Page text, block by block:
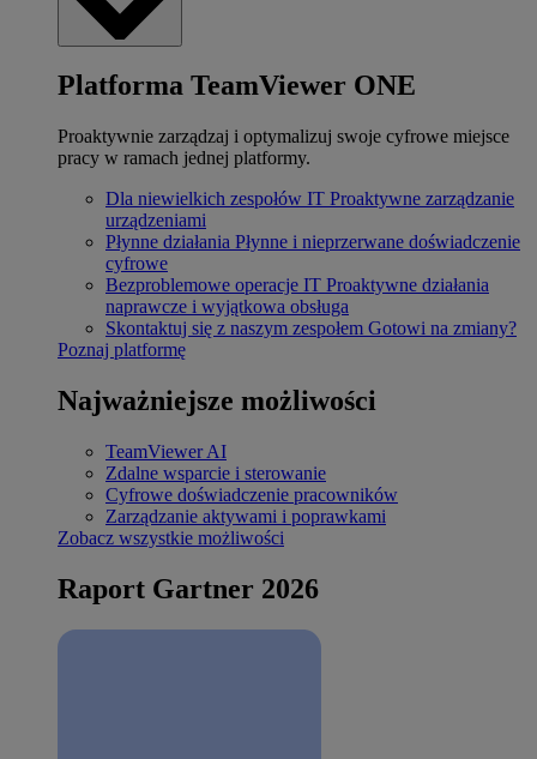
Platforma TeamViewer ONE
Proaktywnie zarządzaj i optymalizuj swoje cyfrowe miejsce
pracy w ramach jednej platformy.
Dla niewielkich zespołów IT Proaktywne zarządzanie
urządzeniami
Płynne działania Płynne i nieprzerwane doświadczenie
cyfrowe
Bezproblemowe operacje IT Proaktywne działania
naprawcze i wyjątkowa obsługa
Skontaktuj się z naszym zespołem Gotowi na zmiany?
Poznaj platformę
Najważniejsze możliwości
TeamViewer AI
Zdalne wsparcie i sterowanie
Cyfrowe doświadczenie pracowników
Zarządzanie aktywami i poprawkami
Zobacz wszystkie możliwości
Raport Gartner 2026